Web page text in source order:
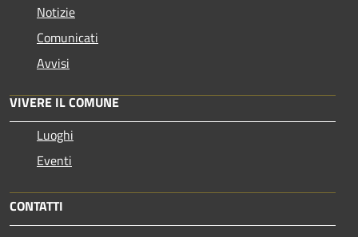
Notizie
Comunicati
Avvisi
VIVERE IL COMUNE
Luoghi
Eventi
CONTATTI